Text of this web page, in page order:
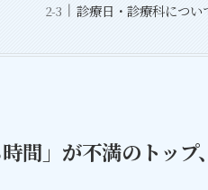
診療日・診療科につい
時間」が不満のトッ